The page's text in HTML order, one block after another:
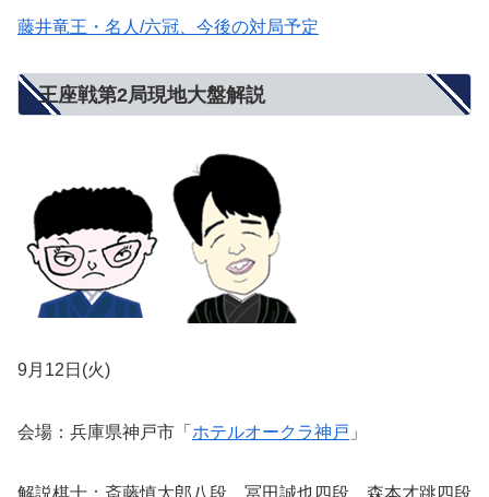
藤井竜王・名人/六冠、今後の対局予定
王座戦第2局現地大盤解説
9月12日(火)
会場：兵庫県神戸市「 ホテルオークラ神戸 」